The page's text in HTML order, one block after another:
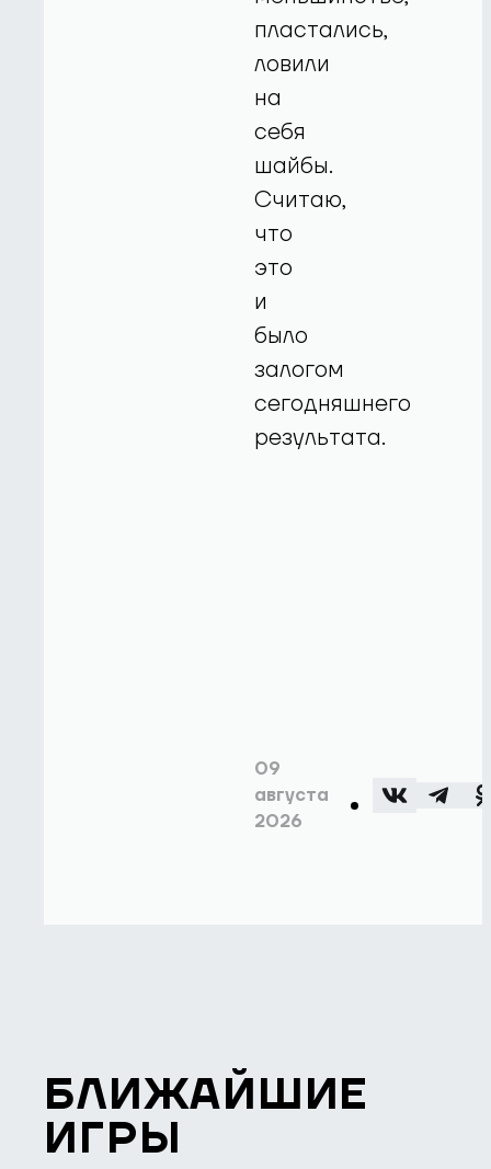
пластались,
ловили
на
себя
шайбы.
Считаю,
что
это
и
было
залогом
сегодняшнего
результата.
09
августа
2026
БЛИЖАЙШИЕ
ИГРЫ